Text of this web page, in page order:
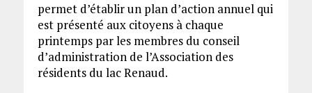
permet d’établir un plan d’action annuel qui
est présenté aux citoyens à chaque
printemps par les membres du conseil
d’administration de l’Association des
résidents du lac Renaud.